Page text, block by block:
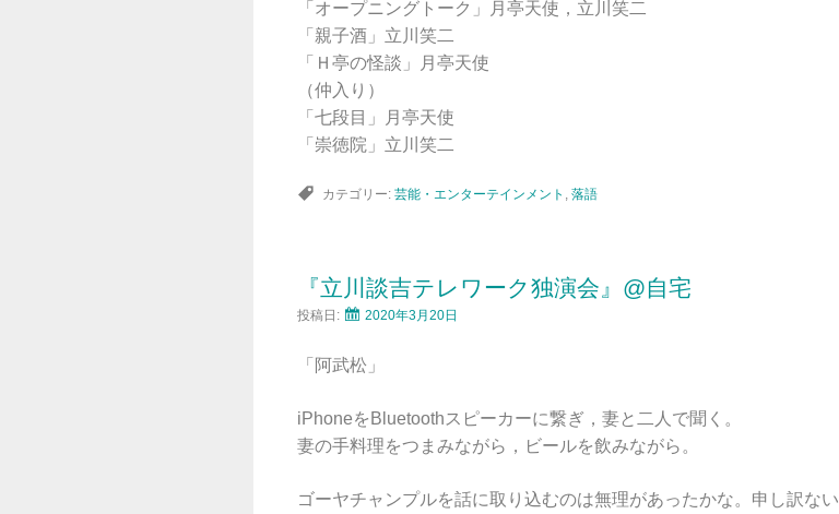
「オープニングトーク」月亭天使，立川笑二
「親子酒」立川笑二
「Ｈ亭の怪談」月亭天使
（仲入り）
「七段目」月亭天使
「崇徳院」立川笑二
カテゴリー: 芸能・エンターテインメント , 落語
『立川談吉テレワーク独演会』@自宅
投稿日: 2020年3月20日
「阿武松」
iPhoneをBluetoothスピーカーに繋ぎ，妻と二人で聞く。
妻の手料理をつまみながら，ビールを飲みながら。
ゴーヤチャンプルを話に取り込むのは無理があったかな。申し訳ない